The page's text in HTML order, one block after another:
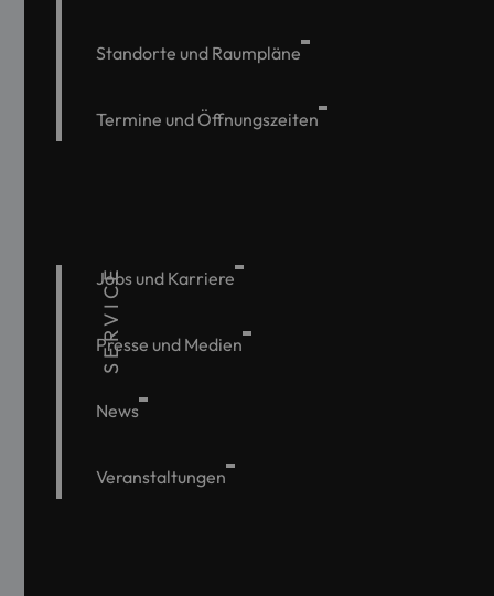
Standorte und Raumpläne
Termine und Öffnungszeiten
SERVICE
Jobs und Karriere
Presse und Medien
News
Veranstaltungen